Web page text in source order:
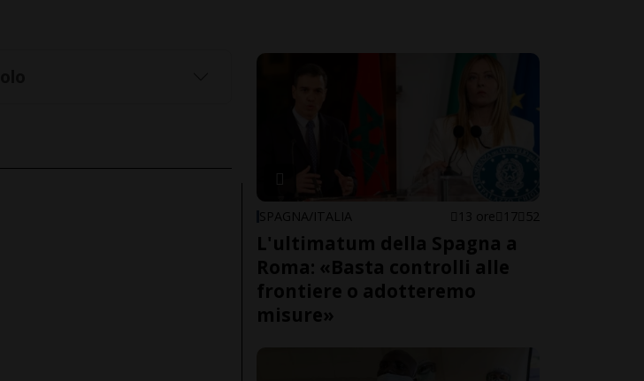
SPAGNA/ITALIA 13 ore 17 52
L'ultimatum della Spagna a
Roma: «Basta controlli alle
frontiere o adotteremo
misure»